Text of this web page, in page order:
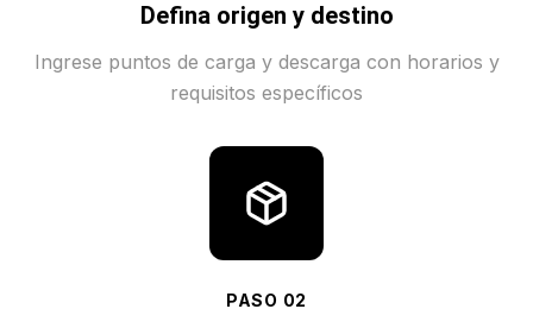
Defina origen y destino
Ingrese puntos de carga y descarga con horarios y
requisitos específicos
PASO 02